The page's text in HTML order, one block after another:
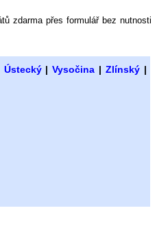
zdarma přes formulář bez nutnosti
Ústecký|Vysočina |Zlínský |